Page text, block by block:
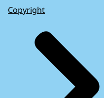
Copyright